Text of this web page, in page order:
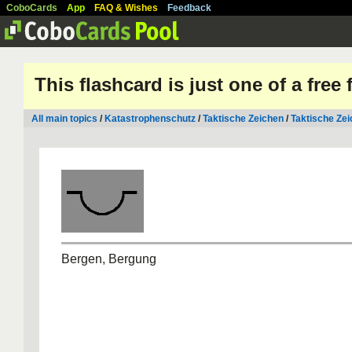
CoboCards App FAQ & Wishes Feedback
This flashcard is just one of a free
All main topics / Katastrophenschutz /Taktische Zeichen /Taktische
Bergen, Bergung